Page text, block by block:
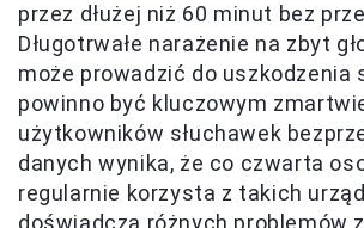
przez dłużej niż 60 minut bez
Długotrwałe narażenie na zbyt
może prowadzić do uszkodzenia
powinno być kluczowym
użytkowników słuchawek
danych wynika, że co czwarta
regularnie korzysta z takich
doświadcza różnych problemów